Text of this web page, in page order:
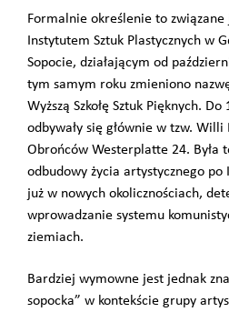
Formalnie określenie to związane
Instytutem Sztuk Plastycznych w
Sopocie, działającym od
tym samym roku zmieniono
Wyższą Szkołę Sztuk Pięknych. Do
odbywały się głównie w tzw.
Obrońców Westerplatte 24. Była
odbudowy życia artystycznego
już w nowych okolicznościach,
wprowadzanie systemu
ziemiach.
Bardziej wymowne jest jednak
sopocka” w kontekście grupy